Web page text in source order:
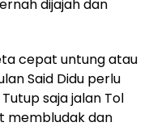
dijajah dan
cepat untung atau
Said Didu perlu
saja jalan Tol
membludak dan